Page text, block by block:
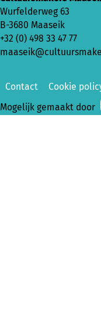
Wurfelderweg 63
B-3680 Maaseik
+32 (0) 498 33 47 77
Contact Cookie
Mogelijk gemaakt door